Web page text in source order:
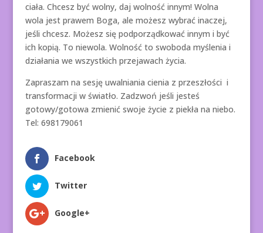
ciała. Chcesz być wolny, daj wolność innym! Wolna
wola jest prawem Boga, ale możesz wybrać inaczej,
jeśli chcesz. Możesz się podporządkować innym i być
ich kopią. To niewola. Wolność to swoboda myślenia i
działania we wszystkich przejawach życia.
Zapraszam na sesję uwalniania cienia z przeszłości i
transformacji w światło. Zadzwoń jeśli jesteś
gotowy/gotowa zmienić swoje życie z piekła na niebo.
Tel: 698179061
Facebook
Twitter
Google+